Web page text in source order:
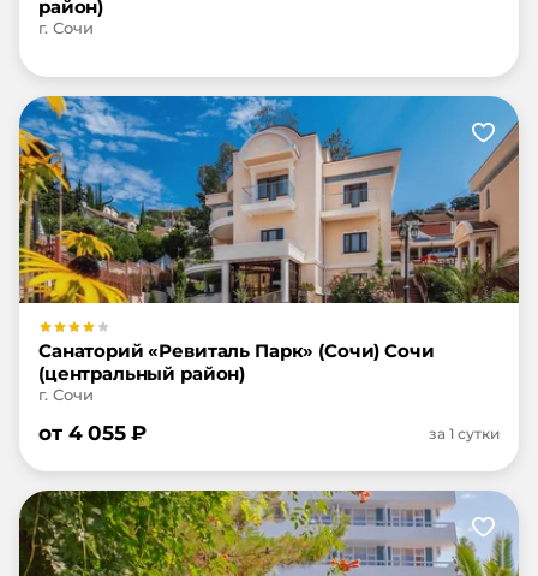
район)
г. Сочи
Санаторий «Ревиталь Парк» (Сочи) Сочи
(центральный район)
г. Сочи
от 4 055₽ за 1 сутки